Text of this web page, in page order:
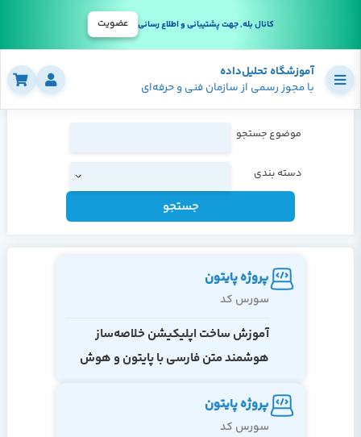
کانال بله, جهت پشتیبانی و اطلاع رسانی عضویت
آموزشگاه تحلیل‌داده
با مجوز رسمی از سازمان فنی و حرفه‌ای
موضوع جستجو
دسته بندی
جستجو
پروژه پایتون
سورس کد
آموزش ساخت اپلیکیشن خلاصه‌ساز
هوشمند متن فارسی با پایتون و هوش
پروژه پایتون
سورس کد